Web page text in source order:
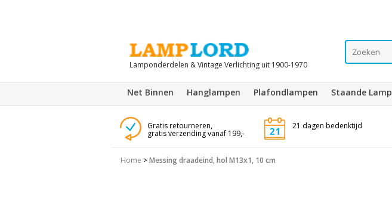
Lamponderdelen & Vintage Verlichting uit 1900-1970
Net Binnen Hanglampen Plafondlampen Staande Lamp
Gratis retourneren,
gratis verzending vanaf 199,-
21 dagen bedenktijd
Home >Messing draadeind, hol M13x1, 10 cm